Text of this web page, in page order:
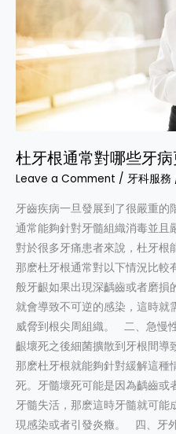
杜牙根通常對哪些牙病
Leave a Comment / 牙科服務
牙齒疾病一旦發展到了很嚴重的
通常能夠針對牙髓組織消毒並且
對於很多牙痛患者來說，杜牙根
那麽杜牙根通常對以下情況比
般牙齦如果出現深齲齒或者磨損
就會導致不可逆的感染，這時就
威脅到根尖周組織。 二、急慢
齦壞死之後細菌擴散到牙根間導
那麽杜牙根就能夠針對緩解這
死。牙髓壞死可能是因為齲齒或
牙髓失活，那麽這時牙髓就可能
現感染或者引發炎癥。 四、牙
哪
些
牙
病
更
效？